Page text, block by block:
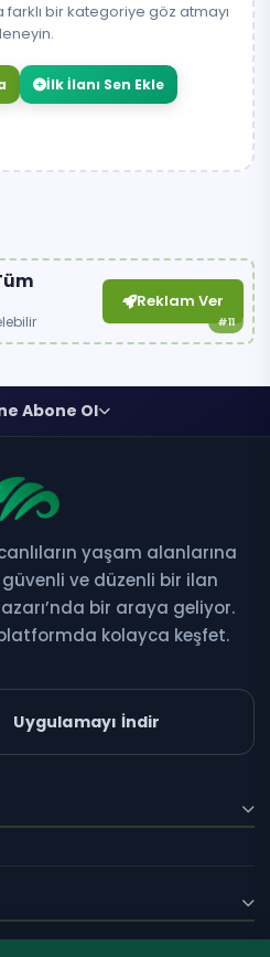
bir kategoriye göz atmayı
İlk İlanı Sen Ekle
#11
Reklam Ver
Abone Ol
Abone Ol
ve özel fırsatlardan ilk siz
olun!
Ol
zaman abonelikten çıkabilirsiniz.
yaşam alanlarına
ve düzenli bir ilan
bir araya geliyor.
kolayca keşfet.
Uygulamayı İndir
İlanlar